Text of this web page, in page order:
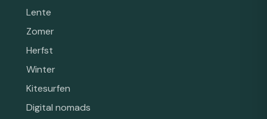
Lente
Zomer
Herfst
Winter
Kitesurfen
Digital nomads